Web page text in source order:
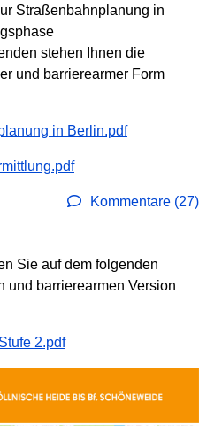
Straßenbahnplanung in
stehen Ihnen die
und barrierearmer Form
in Berlin.pdf
Kommentare (27)
Sie auf dem folgenden
und barrierearmen Version
2.pdf